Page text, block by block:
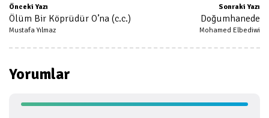
Önceki Yazı
Ölüm Bir Köprüdür O’na (c.c.)
Mustafa Yılmaz
Sonraki Yazı
Doğumhanede
Mohamed Elbediwi
Yorumlar